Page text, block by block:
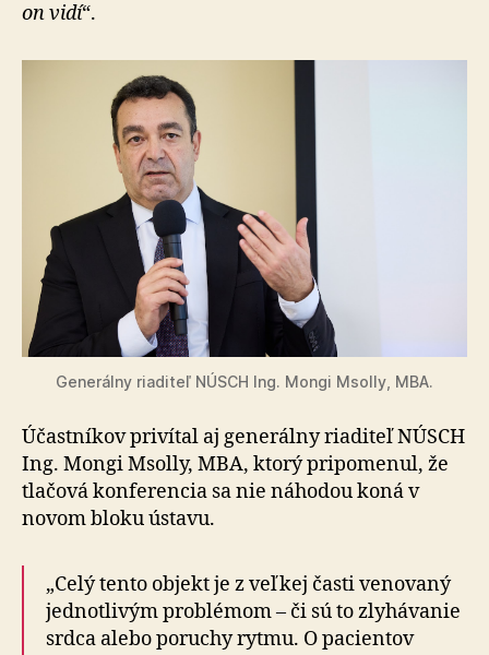
on vidí“.
Generálny riaditeľ NÚSCH Ing. Mongi Msolly, MBA.
Účastníkov privítal aj generálny riaditeľ NÚSCH
Ing. Mongi Msolly, MBA, ktorý pripomenul, že
tlačová konferencia sa nie náhodou koná v
novom bloku ústavu.
„Celý tento objekt je z veľkej časti venovaný
jednotli­vým problé­mom – či sú to zly­há­va­nie
srdca alebo poruchy rytmu. O pa­cientov